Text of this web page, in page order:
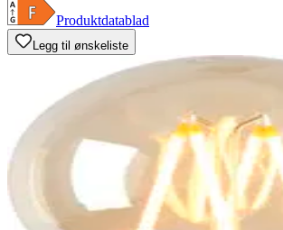
Produktdatablad
Legg til ønskeliste